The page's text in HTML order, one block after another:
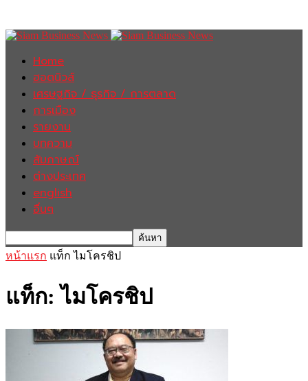
Home
ฮอตนิวส์
เศรษฐกิจ / ธุรกิจ / การตลาด
การเมือง
รายงาน
บทความ
สัมภาษณ์
ต่างประเทศ
english
อื่นๆ
หน้าแรก แท็ก ไมโครชิป
แท็ก: ไมโครชิป